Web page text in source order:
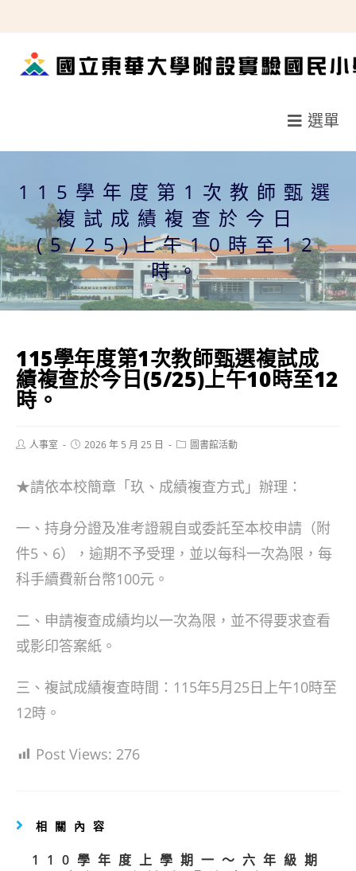
轉
選單
115學年度第1次教師甄選
複試成績複查於今日
(5/25)上午10時至12
時。
115學年度第1次教師甄選複試成
績複查於今日(5/25)上午10時至12
時。
Post人事室
Post2026 年 5 月 25 日
Post圖書館活動
★請依本校簡章「玖、成績複查方式」辦理：
一、持身分證及准考證親自或委託至本校申請（附
件5、6），逾期不予受理，並以每科一次為限，每
科手續費新台幣100元。
二、申請複查成績均以一次為限，並不得要求查看
或影印答案紙。
三、複試成績複查時間：115年5月25日上午10時至
12時。
Post Views: 276
相關內容
110學年度上學期一～六年級期